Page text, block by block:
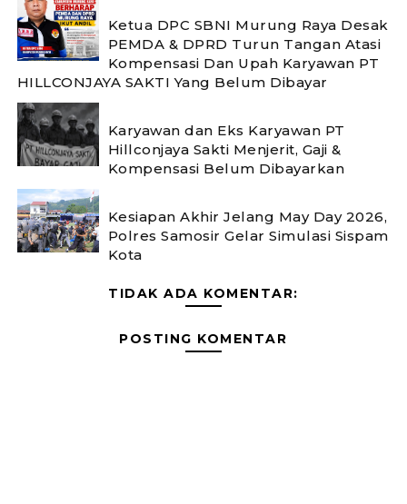
Ketua DPC SBNI Murung Raya Desak
PEMDA & DPRD Turun Tangan Atasi
Kompensasi Dan Upah Karyawan PT
HILLCONJAYA SAKTI Yang Belum Dibayar
Karyawan dan Eks Karyawan PT
Hillconjaya Sakti Menjerit, Gaji &
Kompensasi Belum Dibayarkan
Kesiapan Akhir Jelang May Day 2026,
Polres Samosir Gelar Simulasi Sispam
Kota
TIDAK ADA KOMENTAR:
POSTING KOMENTAR